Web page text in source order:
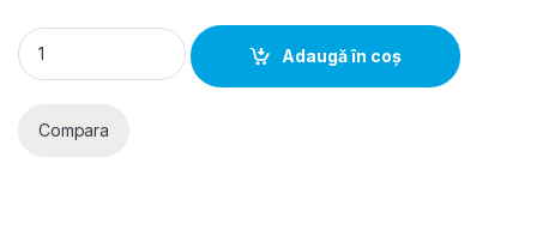
Banda montaj perforata 12mm, metalica (rola 10m) quantity
Adaugă în coș
Compara